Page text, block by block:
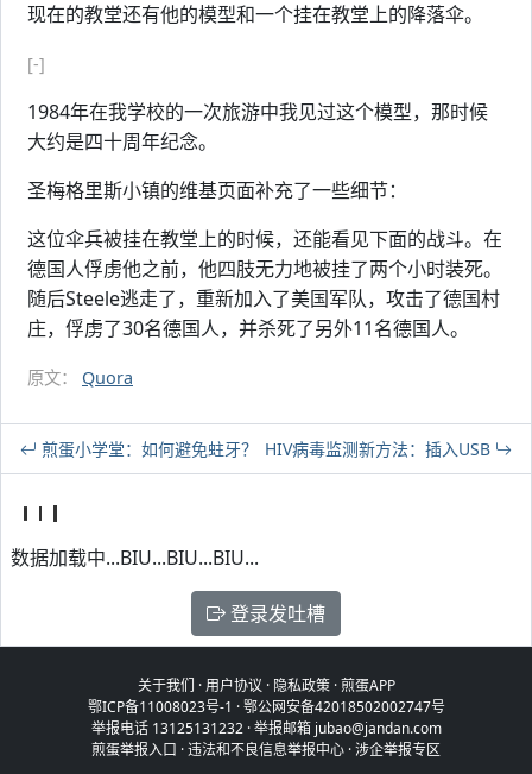
现在的教堂还有他的模型和一个挂在教堂上的降落伞。
[-]
1984年在我学校的一次旅游中我见过这个模型，那时候
大约是四十周年纪念。
圣梅格里斯小镇的维基页面补充了一些细节：
这位伞兵被挂在教堂上的时候，还能看见下面的战斗。在
德国人俘虏他之前，他四肢无力地被挂了两个小时装死。
随后Steele逃走了，重新加入了美国军队，攻击了德国村
庄，俘虏了30名德国人，并杀死了另外11名德国人。
原文： Quora
煎蛋小学堂：如何避免蛀牙？ HIV病毒监测新方法：插入USB
数据加载中...BIU...BIU...BIU...
登录发吐槽
关于我们 ·用户协议 · 隐私政策·煎蛋APP
鄂ICP备11008023号-1 ·鄂公网安备42018502002747号
举报电话 13125131232 · 举报邮箱 jubao@jandan.com
煎蛋举报入口 ·违法和不良信息举报中心 ·涉企举报专区